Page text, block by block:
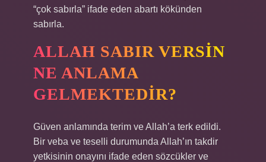
“çok sabırla” ifade eden abartı kökünden
sabırla.
ALLAH SABIR VERSIN
NE ANLAMA
GELMEKTEDIR?
Güven anlamında terim ve Allah’a terk edildi.
Bir veba ve teselli durumunda Allah’ın takdir
yetkisinin onayını ifade eden sözcükler ve